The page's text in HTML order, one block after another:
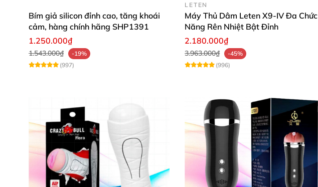
Bím giả silicon đỉnh cao, tăng khoái
cảm, hàng chính hãng SHP1391
1.250.000₫
1.543.000₫
-19%
(997)
LETEN
Máy Thủ Dâm Leten X9-IV Đa Chức
Năng Rên Nhiệt Bật Đỉnh
2.180.000₫
3.963.000₫
-45%
(996)